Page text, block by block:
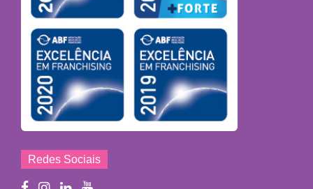
Redes Sociais